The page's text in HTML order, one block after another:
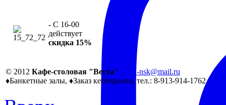
- С 16-00
действует
скидка 15%
© 2012 Кафе-столовая "Веста"
vesta-nsk@mail.ru
♦Банкетные залы, ♦Заказ кейтеринга, тел.: 8-913-914-1762